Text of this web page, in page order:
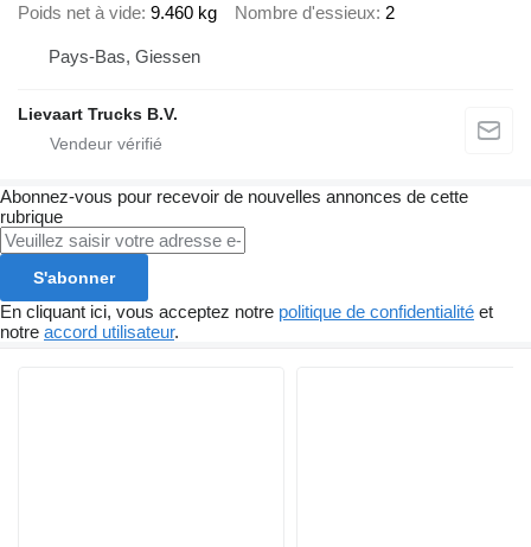
Poids net à vide 9.460 kg Nombre d'essieux 2
Pays-Bas, Giessen
Lievaart Trucks B.V.
Abonnez-vous pour recevoir de nouvelles annonces de cette
rubrique
S'abonner
En cliquant ici, vous acceptez notre politique de confidentialité et
notre accord utilisateur.